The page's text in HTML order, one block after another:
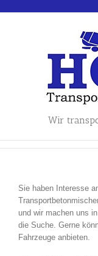
Wir
Sie haben Interesse
und wir machen uns
die Suche. Gerne
Fahrzeuge anbieten.